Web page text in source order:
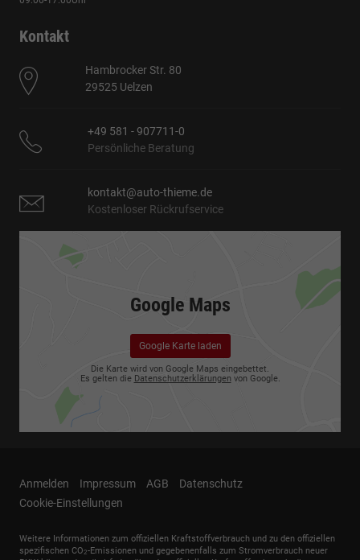
Kontakt
Hambrocker Str. 80
29525 Uelzen
+49 581 - 907711-0
Persönliche Beratung
kontakt@auto-thieme.de
Kostenloser Rückrufservice
Google Maps
Google Karte laden
Die Karte wird von Google Maps eingebettet.
Es gelten die Datenschutzerklärungen von Google.
Anmelden Impressum AGB
Datenschutz
Cookie-Einstellungen
Weitere Informationen zum offiziellen Kraftstoffverbrauch und zu den offiziellen
spezifischen CO2-Emissionen und gegebenenfalls zum Stromverbrauch neuer